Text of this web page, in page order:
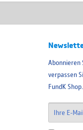
Abonnieren
verpassen
FundK Shop.